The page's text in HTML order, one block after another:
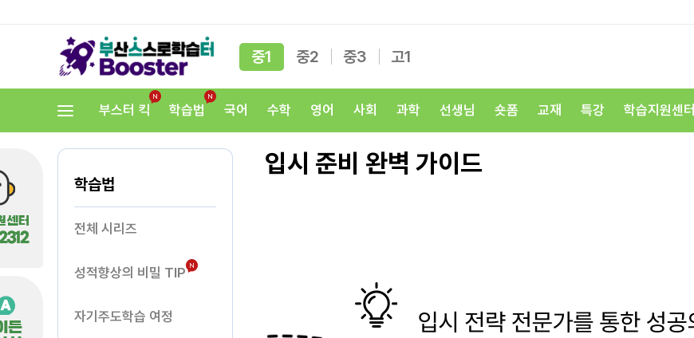
중1 중2 중3 고1
부스터 킥 학습법 국어 수학 영어 사회 과학 선생님 숏폼 교재 특강 학습지원센터
학습법
전체 시리즈
성적향상의 비밀 TIP
자기주도학습 여정
입시 준비 완벽 가이드